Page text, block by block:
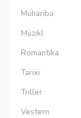
Müharibə
Müzikl
Romantika
Tarixi
Triller
Vestern